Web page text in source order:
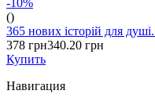
-10%
()
365 нових історій для
378 грн340.20 грн
Купить
Навигация